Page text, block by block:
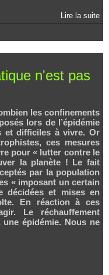
Lire la suite
n'est pas
les confinements
lors de l’épidémie
et difficiles à vivre. Or
ces mesures
pour « lutter contre le
la planète ! Le fait
par la population
« imposant un certain
décidées et mises en
En réaction à ces
Le réchauffement
une épidémie. Nous ne